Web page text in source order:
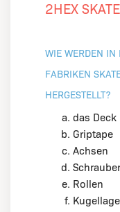
2HEX
WIE WERDEN IN
FABRIKEN
HERGESTELLT?
das Deck
Griptape
Achsen
Rollen